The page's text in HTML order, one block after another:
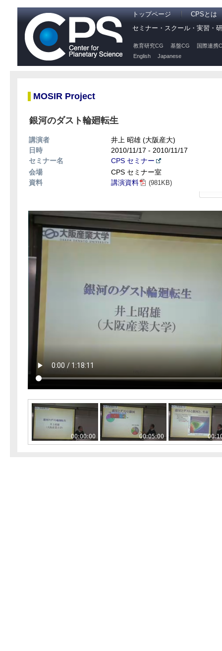
トップページ
CPSとは
セミナー・スクール・実習・
教育研究CG 基盤CG
国際連携
English
Japanese
MOSIR Project
銀河のダスト輪廻転生
講演者
井上 昭雄 (大阪産大)
日時
2010/11/17 - 2010/11/17
セミナー名
CPS セミナー
会場
CPS セミナー室
資料
講演資料 (981KB)
00:00:00 00:05:00